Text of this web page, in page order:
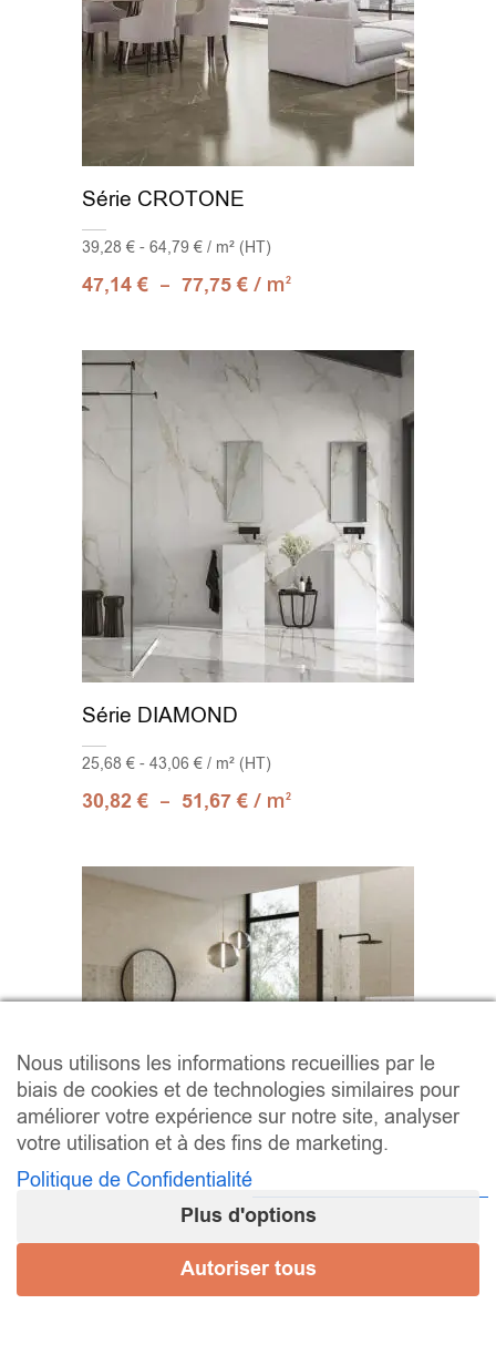
Série CROTONE
39,28 € - 64,79 € / m² (HT)
47,14€ – 77,75€ / m2
Série DIAMOND
25,68 € - 43,06 € / m² (HT)
30,82€ – 51,67€ / m2
Série Dozza
24,54 € - 31,32 € / m² (HT)
Nous utilisons les informations recueillies par le
biais de cookies et de technologies similaires pour
améliorer votre expérience sur notre site, analyser
votre utilisation et à des fins de marketing.
Politique de Confidentialité
Plus d'options
Autoriser tous